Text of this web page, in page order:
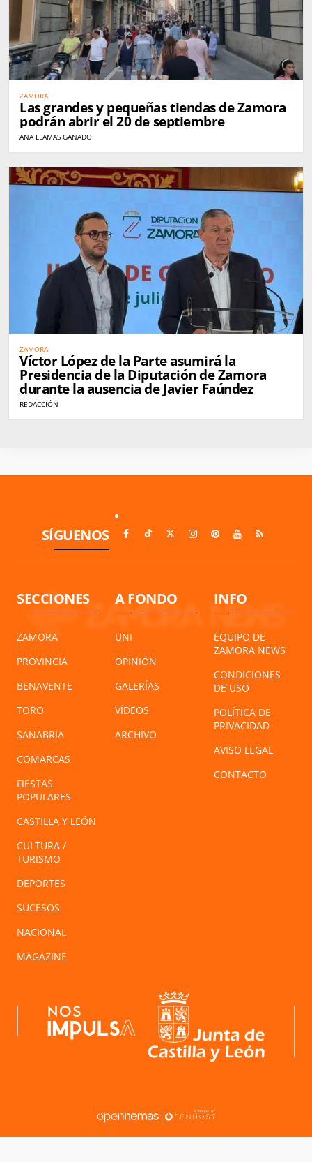
ZAMORA
Las grandes y pequeñas tiendas de Zamora
podrán abrir el 20 de septiembre
ANA LLAMAS GANADO
ZAMORA
Víctor López de la Parte asumirá la
Presidencia de la Diputación de Zamora
durante la ausencia de Javier Faúndez
REDACCIÓN
SÍGUENOS
SECCIONES
ZAMORA
PROVINCIA
BENAVENTE
TORO
SANABRIA
COMARCAS
FIESTAS
POPULARES
CASTILLA Y LEÓN
CULTURA /
TURISMO
DEPORTES
SUCESOS
NACIONAL
MAGAZINE
A FONDO
UNI
OPINIÓN
GALERÍAS
VÍDEOS
ARCHIVO
INFO
EQUIPO DE
ZAMORA NEWS
CONDICIONES
DE USO
POLÍTICA DE
PRIVACIDAD
AVISO LEGAL
CONTACTO